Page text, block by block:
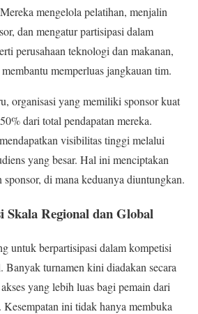
mengelola pelatihan, menjalin
dan mengatur partisipasi dalam
perusahaan teknologi dan makanan,
memperluas jangkauan tim.
organisasi yang memiliki sponsor kuat
dari total pendapatan mereka.
visibilitas tinggi melalui
yang besar. Hal ini menciptakan
sponsor, di mana keduanya diuntungkan.
Skala Regional dan Global
untuk berpartisipasi dalam kompetisi
Banyak turnamen kini diadakan secara
yang lebih luas bagi pemain dari
Kesempatan ini tidak hanya membuka